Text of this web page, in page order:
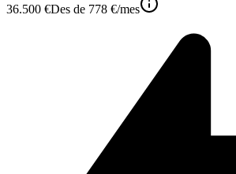
36.500 €Des de 778 €/mes